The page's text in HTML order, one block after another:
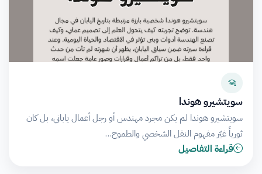
سويتشيرو هوندا
سويتشيرو هوندا لم يكن مجرد مهندس أو رجل أعمال ياباني، بل كان
ثورياً غيّر مفهوم النقل الشخصي والطموح…
قراءة التفاصيل